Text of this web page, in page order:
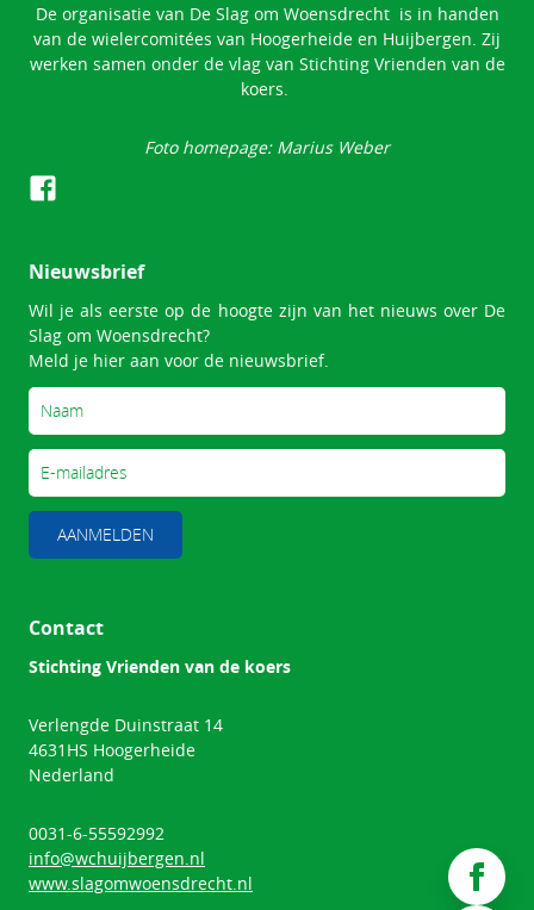
De organisatie van De Slag om Woensdrecht is in handen
van de wielercomitées van Hoogerheide en Huijbergen. Zij
werken samen onder de vlag van Stichting Vrienden van de
koers.
Foto homepage: Marius Weber
Nieuwsbrief
Wil je als eerste op de hoogte zijn van het nieuws over De
Slag om Woensdrecht?
Meld je hier aan voor de nieuwsbrief.
AANMELDEN
Contact
Stichting Vrienden van de koers
Verlengde Duinstraat 14
4631HS Hoogerheide
Nederland
0031-6-55592992
info@wchuijbergen.nl
www.slagomwoensdrecht.nl